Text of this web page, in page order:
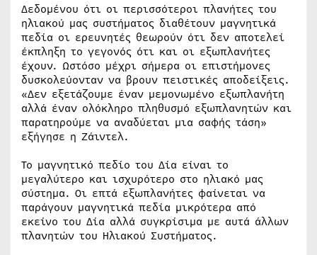
Δεδομένου ότι οι περισσότεροι πλανήτες του
ηλιακού μας συστήματος διαθέτουν μαγνητικά
πεδία οι ερευνητές θεωρούν ότι δεν αποτελεί
έκπληξη το γεγονός ότι και οι εξωπλανήτες
έχουν. Ωστόσο μέχρι σήμερα οι επιστήμονες
δυσκολεύονταν να βρουν πειστικές αποδείξεις.
«Δεν εξετάζουμε έναν μεμονωμένο εξωπλανήτη
αλλά έναν ολόκληρο πληθυσμό εξωπλανητών και
παρατηρούμε να αναδύεται μια σαφής τάση»
εξήγησε η Ζάιντελ.
Το μαγνητικό πεδίο του Δία είναι το
μεγαλύτερο και ισχυρότερο στο ηλιακό μας
σύστημα. Οι επτά εξωπλανήτες φαίνεται να
παράγουν μαγνητικά πεδία μικρότερα από
εκείνο του Δία αλλά συγκρίσιμα με αυτά άλλων
πλανητών του Ηλιακού Συστήματος.